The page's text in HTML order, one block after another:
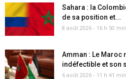
Sahara : la
de sa position et...
8 août 2026 - 16 h 50 min
Amman : Le Maroc
indéfectible et son
6 août 2026 - 11 h 41 min